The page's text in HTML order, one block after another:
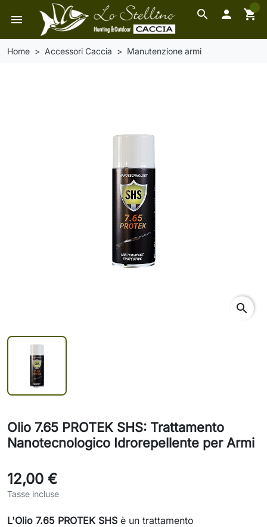
search
menu  shopping_cart
0
Home Accessori Caccia Manutenzione armi
search
Olio 7.65 PROTEK SHS: Trattamento
Nanotecnologico Idrorepellente per Armi
12,00 €
Tasse incluse
L'Olio 7.65 PROTEK SHS è un trattamento